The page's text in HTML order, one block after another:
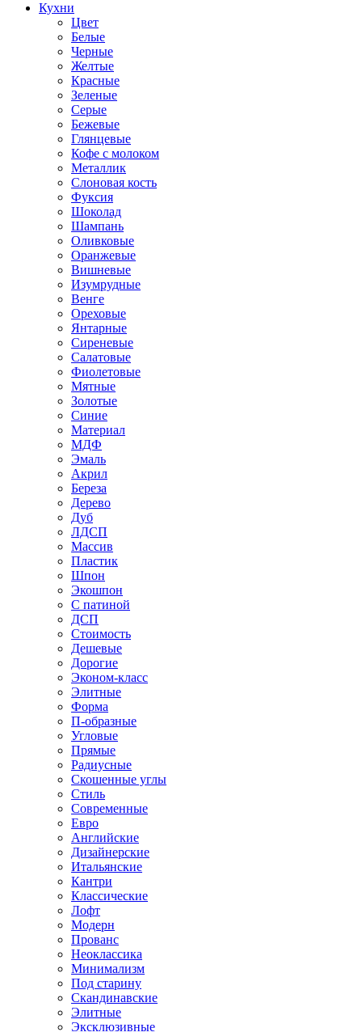
Кухни
Цвет
Белые
Черные
Желтые
Красные
Зеленые
Серые
Бежевые
Глянцевые
Кофе с молоком
Металлик
Слоновая кость
Фуксия
Шоколад
Шампань
Оливковые
Оранжевые
Вишневые
Изумрудные
Венге
Ореховые
Янтарные
Сиреневые
Салатовые
Фиолетовые
Мятные
Золотые
Синие
Материал
МДФ
Эмаль
Акрил
Береза
Дерево
Дуб
ЛДСП
Массив
Пластик
Шпон
Экошпон
С патиной
ДСП
Стоимость
Дешевые
Дорогие
Эконом-класс
Элитные
Форма
П-образные
Угловые
Прямые
Радиусные
Скошенные углы
Стиль
Современные
Евро
Английские
Дизайнерские
Итальянские
Кантри
Классические
Лофт
Модерн
Прованс
Неоклассика
Минимализм
Под старину
Скандинавские
Элитные
Эксклюзивные